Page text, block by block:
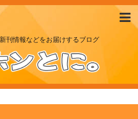
刊情報などをお届けするブログ